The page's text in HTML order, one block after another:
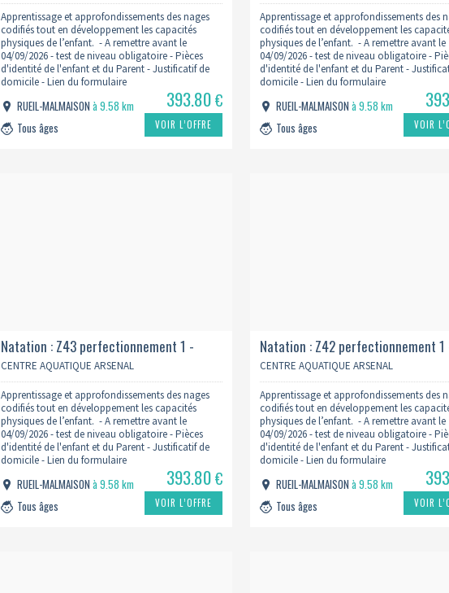
Apprentissage et approfondissements des nages
codifiés tout en développement les capacités
physiques de l’enfant. - A remettre avant le
04/09/2026 - test de niveau obligatoire - Pièces
d'identité de l'enfant et du Parent - Justificatif de
domicile - Lien du formulaire
: https://www.centreaquatiquearsenal.fr/inscription-
natation/
RUEIL-MALMAISONà 9.58 km
Tous âges
393.80€
VOIR L’OFFRE
Apprentissage et approfondissements des
codifiés tout en développement les
physiques de l’enfant. - A remettre avant le
04/09/2026 - test de niveau obligatoire -
d'identité de l'enfant et du Parent -
domicile - Lien du formulaire
: https://www.centreaquatiquearsenal.fr/
natation/
RUEIL-MALMAISONà 9.58 km
Tous âges
VOIR
Natation : Z43 perfectionnement 1 -
mercredi 9h 2026/2027
CENTRE AQUATIQUE ARSENAL
Apprentissage et approfondissements des nages
codifiés tout en développement les capacités
physiques de l’enfant. - A remettre avant le
04/09/2026 - test de niveau obligatoire - Pièces
d'identité de l'enfant et du Parent - Justificatif de
domicile - Lien du formulaire
: https://www.centreaquatiquearsenal.fr/inscription-
natation/
RUEIL-MALMAISONà 9.58 km
Tous âges
393.80€
VOIR L’OFFRE
Natation : Z42 perfectionnement 1
mardi 18h 2026/2027
CENTRE AQUATIQUE ARSENAL
Apprentissage et approfondissements des
codifiés tout en développement les
physiques de l’enfant. - A remettre avant le
04/09/2026 - test de niveau obligatoire -
d'identité de l'enfant et du Parent -
domicile - Lien du formulaire
: https://www.centreaquatiquearsenal.fr/
natation/
RUEIL-MALMAISONà 9.58 km
Tous âges
VOIR